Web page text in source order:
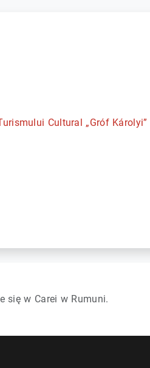
Cultural „Gróf Károlyi”
się w Carei w Rumuni.